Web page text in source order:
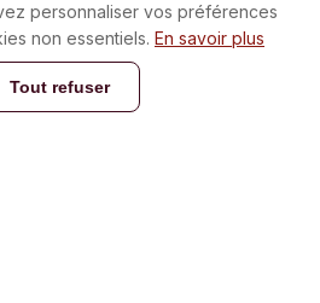
personnaliser vos préférences
non essentiels. En savoir plus
Tout refuser